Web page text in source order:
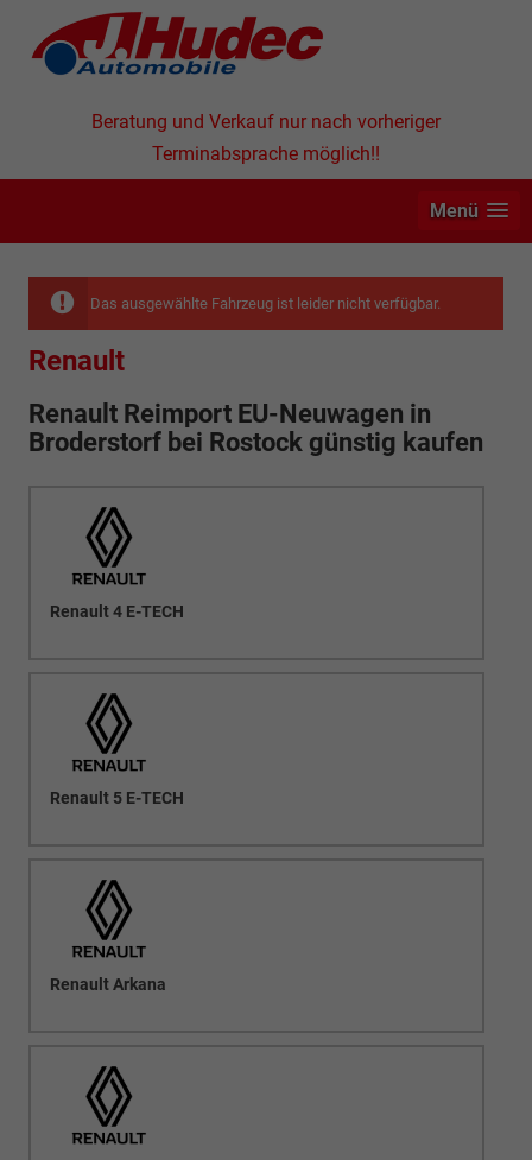
Beratung und Verkauf nur nach vorheriger
Terminabsprache möglich!!
Menü
Das ausgewählte Fahrzeug ist leider nicht verfügbar.
Renault
Renault Reimport EU-Neuwagen in
Broderstorf bei Rostock günstig kaufen
Renault 4 E-TECH
Renault 5 E-TECH
Renault Arkana